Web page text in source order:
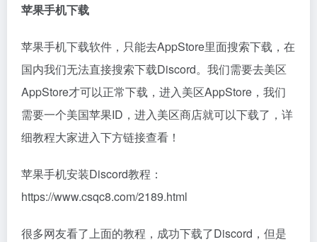
苹果手机下载
苹果手机下载软件，只能去AppStore里面搜索下载，在
国内我们无法直接搜索下载Discord。我们需要去美区
AppStore才可以正常下载，进入美区AppStore，我们
需要一个美国苹果ID，进入美区商店就可以下载了，详
细教程大家进入下方链接查看！
苹果手机安装Discord教程：
https://www.csqc8.com/2189.html
很多网友看了上面的教程，成功下载了Discord，但是